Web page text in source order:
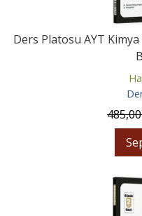
Ders Platosu AYT Kimya
485,00